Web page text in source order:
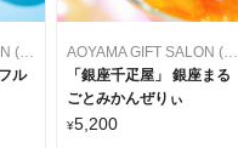
AOYAMA GIFT SALON (アオヤマギフトサロン)
ル
AOYAMA GIFT SALON (アオヤマギフトサロン)
「銀座千疋屋」 銀座まる
ごとみかんぜりぃ
¥5,200